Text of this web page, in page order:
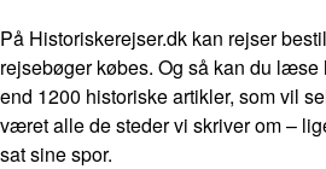
På Historiskerejser.dk kan rejser
rejsebøger købes. Og så kan du læse
end 1200 historiske artikler, som vil
været alle de steder vi skriver om –
sat sine spor.